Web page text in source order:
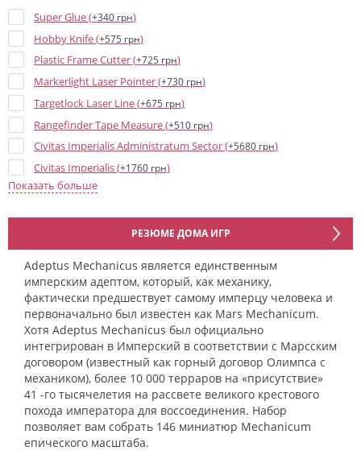
Super Glue (+340 грн)
Hobby Knife (+575 грн)
Plastic Frame Cutter (+725 грн)
Markerlight Laser Pointer (+730 грн)
Targetlock Laser Line (+675 грн)
Rangefinder Tape Measure (+510 грн)
Civitas Imperialis Administratum Sector (+5680 грн)
Civitas Imperialis (+1760 грн)
Civitas Imperialis Spires (
Mechanicum Army Cards (Army cards) (+915 грн
Показать больше
РЕЗЮМЕ ДОМА ИГР
Adeptus Mechanicus является единственным
имперским адептом, который, как механику,
фактически предшествует самому имперцу человека и
первоначально был известен как Mars Mechanicum.
Хотя Adeptus Mechanicus был официально
интегрирован в Имперский в соответствии с Марсским
договором (известный как горный договор Олимпса с
механиком), более 10 000 терраров на «присутствие»
41 -го тысячелетия на рассвете великого крестового
похода императора для воссоединения. Набор
позволяет вам собрать 146 миниатюр Mechanicum
епического масштаба.